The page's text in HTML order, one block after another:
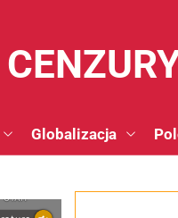
Globalizacja